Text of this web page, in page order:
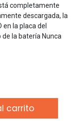
completamente
descargada, la
la placa del
la batería Nunca
carrito